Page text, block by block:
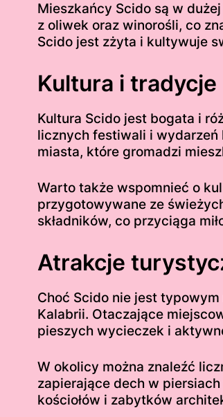
Mieszkańcy Scido są w
z oliwek oraz winorośli, co
Scido jest zżyta i kultywuje
Kultura i tradycje
Kultura Scido jest bogata i
licznych festiwali i wydarzeń
miasta, które gromadzi
Warto także wspomnieć o
przygotowywane ze
składników, co przyciąga
Atrakcje
Choć Scido nie jest
Kalabrii. Otaczające
pieszych wycieczek i
W okolicy można znaleźć
zapierające dech w
kościołów i zabytków